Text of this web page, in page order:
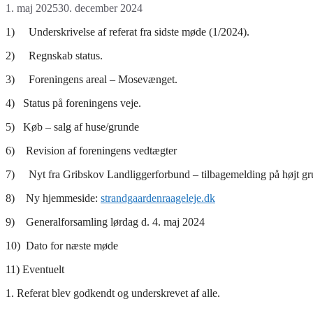
1. maj 202530. december 2024
1) Underskrivelse af referat fra sidste møde (1/2024).
2) Regnskab status.
3) Foreningens areal – Mosevænget.
4) Status på foreningens veje.
5) Køb – salg af huse/grunde
6) Revision af foreningens vedtægter
7) Nyt fra Gribskov Landliggerforbund – tilbagemelding på højt
8) Ny hjemmeside: strandgaardenraageleje.dk
​9) Generalforsamling lørdag d. 4. maj 2024
​10) Dato for næste møde
​11) Eventuelt
1. Referat blev godkendt og underskrevet af alle.